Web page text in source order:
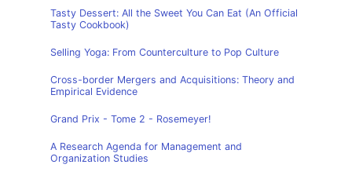
Tasty Dessert: All the Sweet You Can Eat (An Official
Tasty Cookbook)
Selling Yoga: From Counterculture to Pop Culture
Cross-border Mergers and Acquisitions: Theory and
Empirical Evidence
Grand Prix - Tome 2 - Rosemeyer!
A Research Agenda for Management and
Organization Studies